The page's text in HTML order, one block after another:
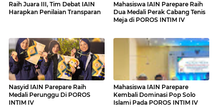
Raih Juara III, Tim Debat IAIN
Harapkan Penilaian Transparan
Mahasiswa IAIN Parepare Raih
Dua Medali Perak Cabang Tenis
Meja di POROS INTIM IV
Nasyid IAIN Parepare Raih
Medali Perunggu Di POROS
INTIM IV
Mahasiswa IAIN Parepare
Kembali Dominasi Pop Solo
Islami Pada POROS INTIM IV